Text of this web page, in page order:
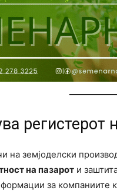
регистерот
на земјоделски
на пазарот и
за компаниите